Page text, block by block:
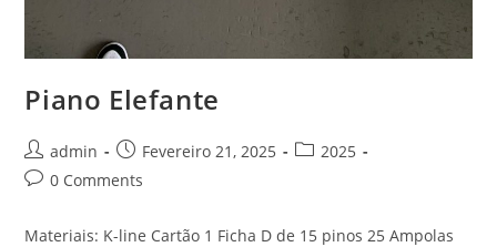
Piano Elefante
Post
author:
admin
Post
published:
Fevereiro 21, 2025
Post2025
Post0 Comments
Materiais: K-line Cartão 1 Ficha D de 15 pinos 25 Ampolas